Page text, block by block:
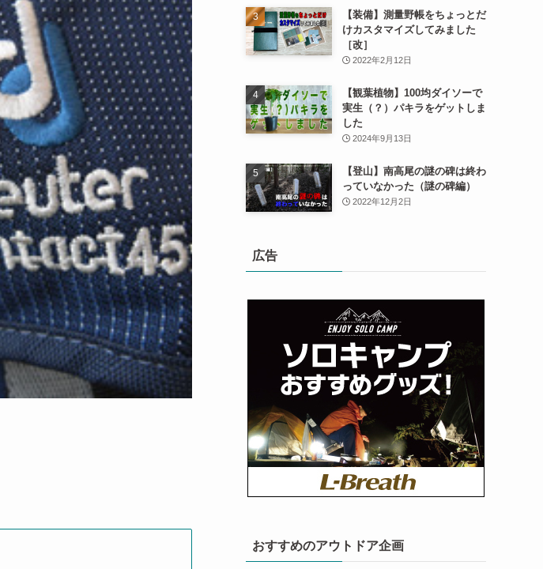
【装備】測量野帳をちょっとだ
けカスタマイズしてみました
［改］
2022年2月12日
【観葉植物】100均ダイソーで
実生（？）パキラをゲットしま
した
2024年9月13日
【登山】南高尾の謎の碑は終わ
っていなかった（謎の碑編）
2022年12月2日
広告
おすすめのアウトドア企画